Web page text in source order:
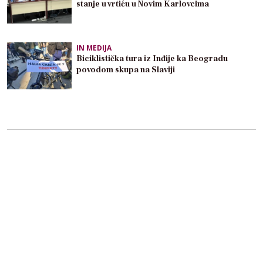
stanje u vrtiću u Novim Karlovcima
IN MEDIJA
Biciklistička tura iz Inđije ka Beogradu
povodom skupa na Slaviji